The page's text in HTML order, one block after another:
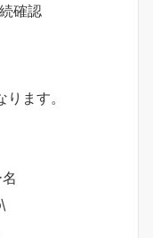
確認
ます。